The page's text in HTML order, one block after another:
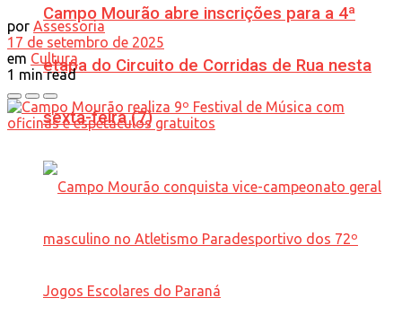
Campo Mourão abre inscrições para a 4ª
etapa do Circuito de Corridas de Rua nesta
sexta-feira (7)
por Assessoria
17 de setembro de 2025
em Cultura
1 min read